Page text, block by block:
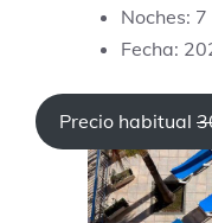
Noches: 7
Fecha:
Precio habitual